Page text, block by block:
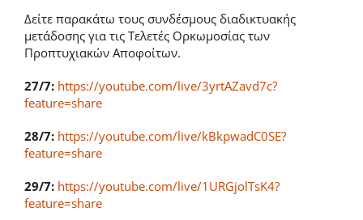
Δείτε παρακάτω τους συνδέσμους διαδικτυακής
μετάδοσης για τις Τελετές Ορκωμοσίας των
Προπτυχιακών Αποφοίτων.
27/7: https://youtube.com/live/3yrtAZavd7c?
feature=share
28/7: https://youtube.com/live/kBkpwadC0SE?
feature=share
29/7: https://youtube.com/live/1URGjolTsK4?
feature=share